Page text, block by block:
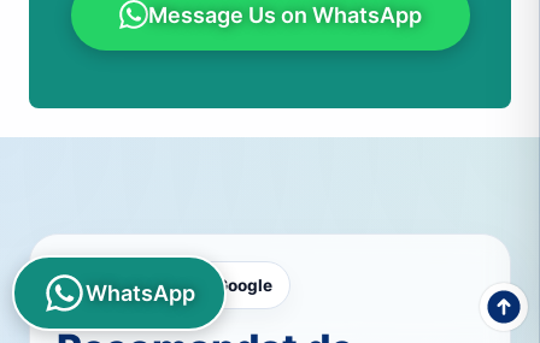
Message Us on WhatsApp
GoogleRecenzii Google
WhatsApp